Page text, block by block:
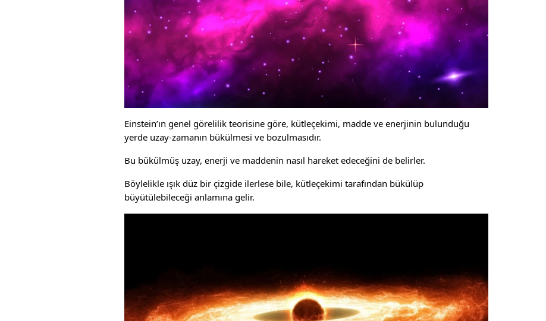
Einstein’ın genel görelilik teorisine göre, kütleçekimi, madde ve enerjinin bulunduğu
yerde uzay-zamanın bükülmesi ve bozulmasıdır.
Bu bükülmüş uzay, enerji ve maddenin nasıl hareket edeceğini de belirler.
Böylelikle ışık düz bir çizgide ilerlese bile, kütleçekimi tarafından bükülüp
büyütülebileceği anlamına gelir.